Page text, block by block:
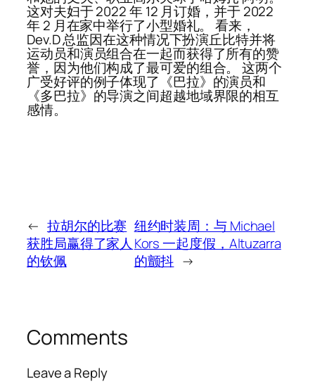
这对夫妇于 2022 年 12 月订婚，并于 2022
年 2 月在家中举行了小型婚礼。 看来，
Dev.D 总监因在这种情况下扮演丘比特并将
运动员和演员组合在一起而获得了所有的赞
誉，因为他们构成了最可爱的组合。 这两个
广受好评的例子体现了《巴拉》的演员和
《多巴拉》的导演之间超越地域界限的相互
感情。
← 拉胡尔的比赛
获胜局赢得了家人
的钦佩
纽约时装周：与 Michael
Kors 一起度假，Altuzarra
的颤抖 →
Comments
Leave a Reply